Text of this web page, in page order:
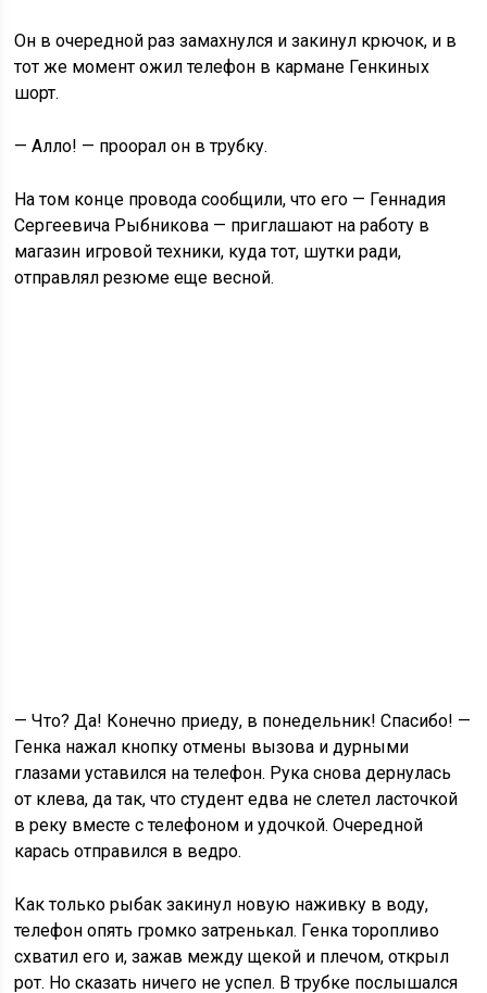
Он в очередной раз замахнулся и закинул крючок, и в
тот же момент ожил телефон в кармане Генкиных
шорт.
— Алло! — проорал он в трубку.
На том конце провода сообщили, что его — Геннадия
Сергеевича Рыбникова — приглашают на работу в
магазин игровой техники, куда тот, шутки ради,
отправлял резюме еще весной.
— Что? Да! Конечно приеду, в понедельник! Спасибо! —
Генка нажал кнопку отмены вызова и дурными
глазами уставился на телефон. Рука снова дернулась
от клева, да так, что студент едва не слетел ласточкой
в реку вместе с телефоном и удочкой. Очередной
карась отправился в ведро.
Как только рыбак закинул новую наживку в воду,
телефон опять громко затренькал. Генка торопливо
схватил его и, зажав между щекой и плечом, открыл
рот. Но сказать ничего не успел. В трубке послышался